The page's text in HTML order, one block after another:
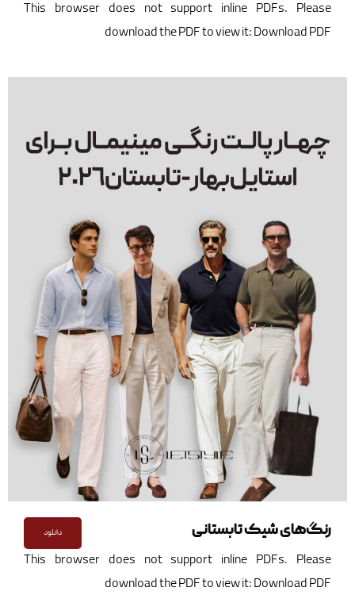
This browser does not support inline PDFs. Please
download the PDF to view it:Download PDF
رنگ‌های شیک تابستانی دانلود
This browser does not support inline PDFs. Please
download the PDF to view it:Download PDF